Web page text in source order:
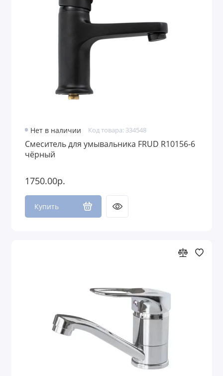
Нет в наличии Код товара: 334548
Смеситель для умывальника FRUD R10156-6
чёрный
1750.00р.
Купить